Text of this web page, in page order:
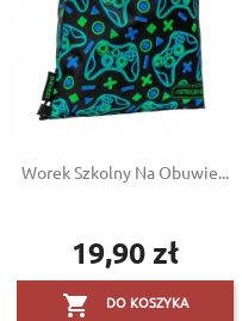
Worek Szkolny Na Obuwie...
Cena
19,90 zł
 DO KOSZYKA